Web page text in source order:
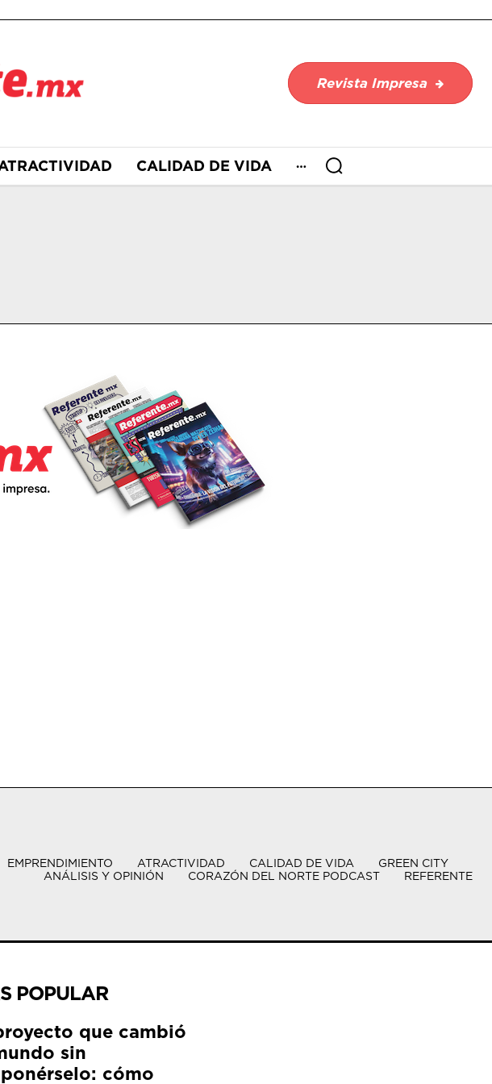
Revista Impresa
CALIDAD DE VIDA
EMPRENDIMIENTO ATRACTIVIDAD CALIDAD DE VIDA
GREEN CITY
ANÁLISIS Y OPINIÓN
CORAZÓN DEL NORTE PODCAST REFERENTE
POPULAR
que cambió
sin
cómo